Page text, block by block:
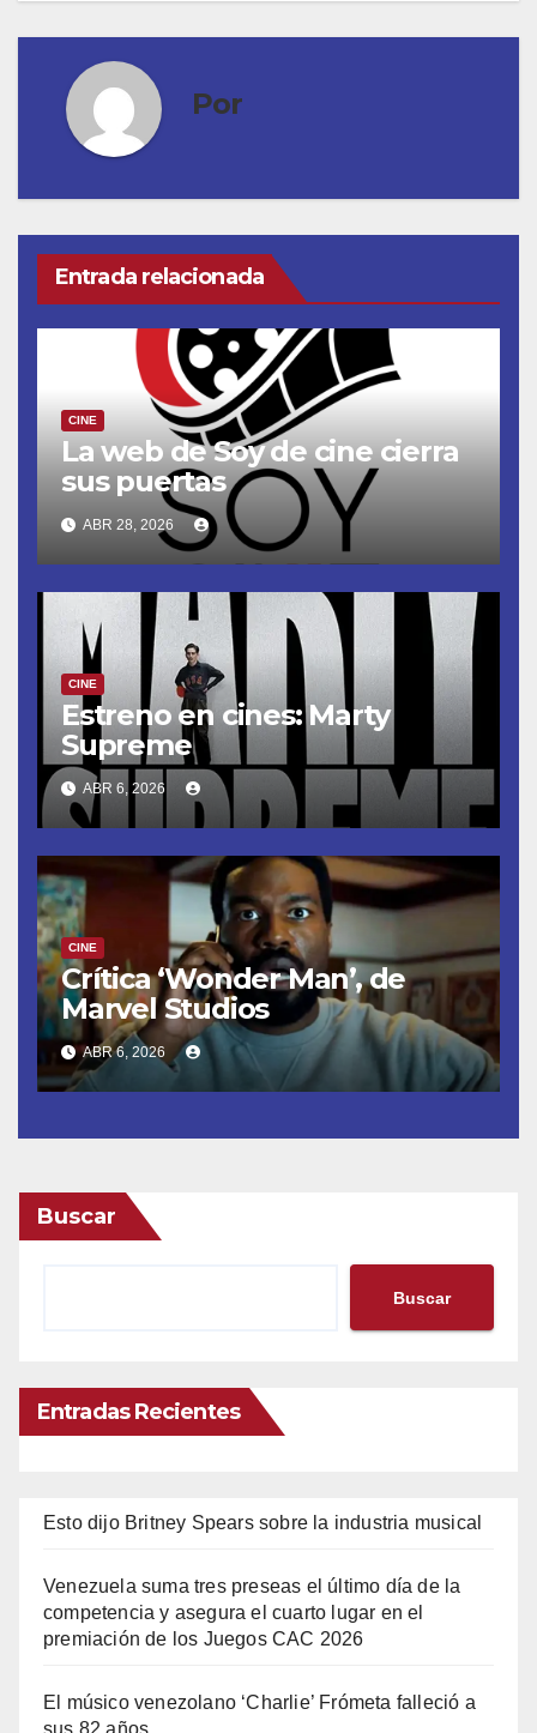
Por
Entrada relacionada
CINE
La web de Soy de cine cierra
sus puertas
ABR 28, 2026
CINE
Estreno en cines: Marty
Supreme
ABR 6, 2026
CINE
Crítica ‘Wonder Man’, de
Marvel Studios
ABR 6, 2026
Buscar
Buscar
Entradas Recientes
Esto dijo Britney Spears sobre la industria musical
Venezuela suma tres preseas el último día de la
competencia y asegura el cuarto lugar en el
premiación de los Juegos CAC 2026
El músico venezolano ‘Charlie’ Frómeta falleció a
sus 82 años